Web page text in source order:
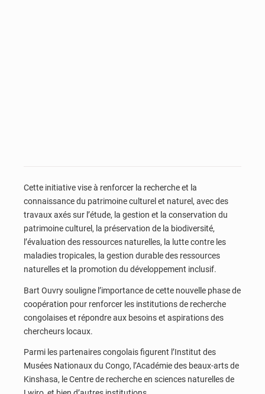
Cette initiative vise à renforcer la recherche et la
connaissance du patrimoine culturel et naturel, avec des
travaux axés sur l’étude, la gestion et la conservation du
patrimoine culturel, la préservation de la biodiversité,
l’évaluation des ressources naturelles, la lutte contre les
maladies tropicales, la gestion durable des ressources
naturelles et la promotion du développement inclusif.
Bart Ouvry souligne l’importance de cette nouvelle phase de
coopération pour renforcer les institutions de recherche
congolaises et répondre aux besoins et aspirations des
chercheurs locaux.
Parmi les partenaires congolais figurent l’Institut des
Musées Nationaux du Congo, l’Académie des beaux-arts de
Kinshasa, le Centre de recherche en sciences naturelles de